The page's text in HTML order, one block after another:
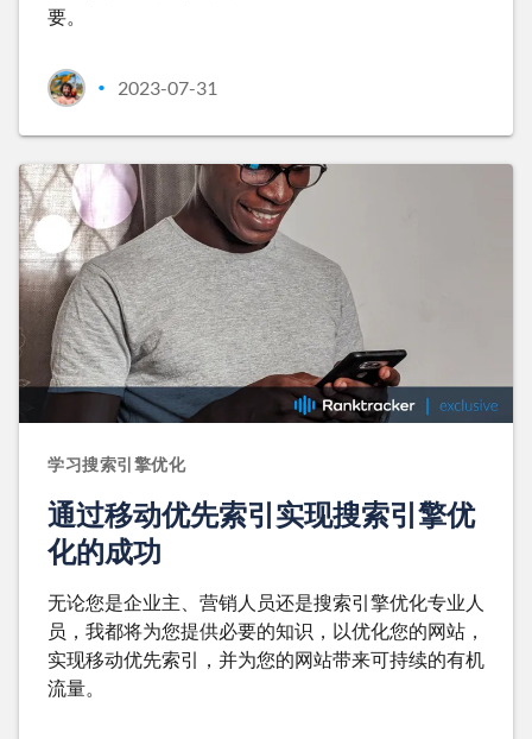
要。
• 2023-07-31
学习搜索引擎优化
通过移动优先索引实现搜索引擎优
化的成功
无论您是企业主、营销人员还是搜索引擎优化专业人
员，我都将为您提供必要的知识，以优化您的网站，
实现移动优先索引，并为您的网站带来可持续的有机
流量。